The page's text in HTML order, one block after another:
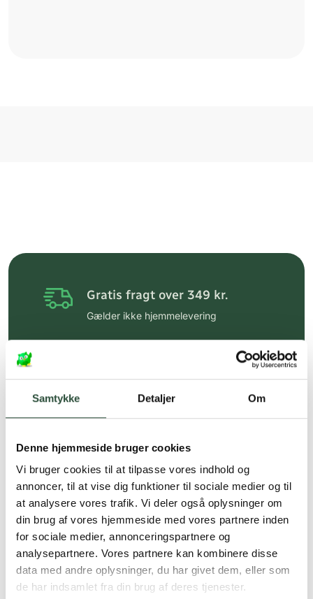
Samtykke Detaljer Om
Denne hjemmeside bruger cookies
Vi bruger cookies til at tilpasse vores indhold og
annoncer, til at vise dig funktioner til sociale medier og til
at analysere vores trafik. Vi deler også oplysninger om
din brug af vores hjemmeside med vores partnere inden
for sociale medier, annonceringspartnere og
analysepartnere. Vores partnere kan kombinere disse
data med andre oplysninger, du har givet dem, eller som
de har indsamlet fra din brug af deres tjenester.
Gratis fragt over 349 kr.
Gælder ikke hjemmelevering
Hurtig levering (30 min. i Kbh)
Faste lave priser*
*Gælder ikke ernæringsprodukter.
Stort udvalg af kendte
produkter
Vi tilbyder et stort udvalg af kendte
cremer, vitaminer og andre spændende
produkter – altid til fast lav pris.